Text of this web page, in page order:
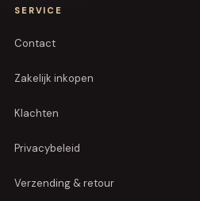
SERVICE
Contact
Zakelijk inkopen
Klachten
Privacybeleid
Verzending & retour